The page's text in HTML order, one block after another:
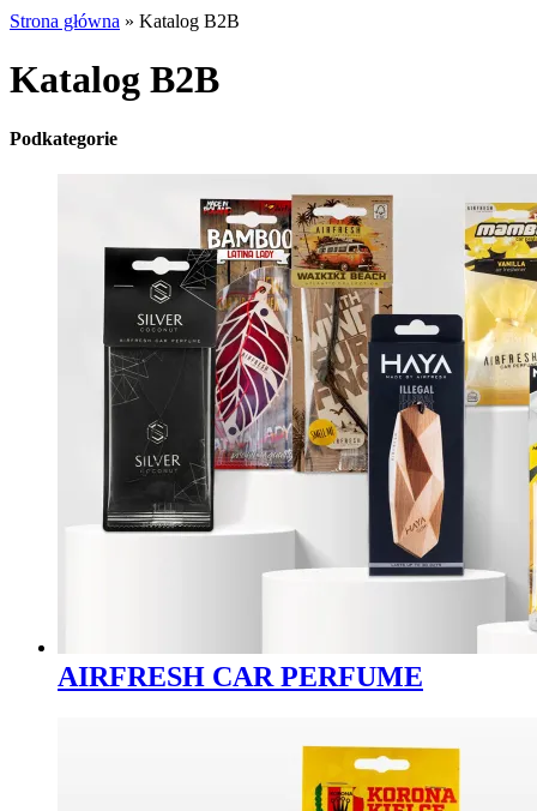
Strona główna » Katalog B2B
Katalog B2B
Podkategorie
AIRFRESH CAR PERFUME